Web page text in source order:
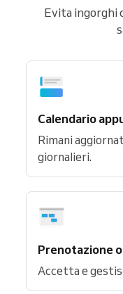
Evita ingorghi
Calendario
Rimani
giornalieri.
Prenotazione
Accetta e